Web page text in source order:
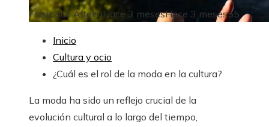
Francisco AlteiroHace 3 mesesHace 3 meses55
Inicio
Cultura y ocio
¿Cuál es el rol de la moda en la cultura?
La moda ha sido un reflejo crucial de la
evolución cultural a lo largo del tiempo,